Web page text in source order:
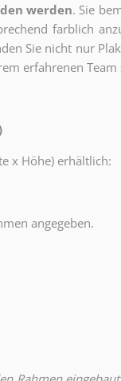
werden. Sie
farblich
Sie nicht nur
erfahrenen
x Höhe) erhältlich:
angegeben.